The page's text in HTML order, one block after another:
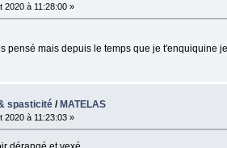
2020 à 11:28:00 »
pensé mais depuis le temps que je t'enquiquine
spasticité / MATELAS
2020 à 11:23:03 »